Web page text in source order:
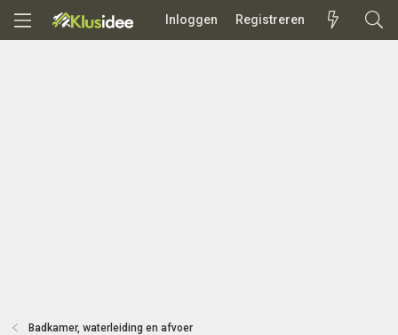
Inloggen Registreren
Badkamer, waterleiding en afvoer